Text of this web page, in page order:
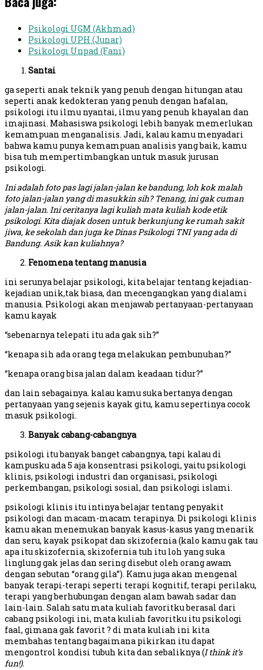
Psikologi UGM (Akhmad)
Psikologi UPH (Junar)
Psikologi Unpad (Fani)
Santai
ga seperti anak teknik yang penuh dengan hitungan atau
seperti anak kedokteran yang penuh dengan hafalan,
psikologi itu ilmu nyantai, ilmu yang penuh khayalan dan
imajinasi. Mahasiswa psikologi lebih banyak memerlukan
kemampuan menganalisis. Jadi, kalau kamu menyadari
bahwa kamu punya kemampuan analisis yang baik, kamu
bisa tuh mempertimbangkan untuk masuk jurusan
psikologi.
Ini adalah foto pas lagi jalan-jalan ke bandung, loh kok malah
foto jalan-jalan yang di masukkin sih? Tenang, ini gak cuman
jalan-jalan. Ini ceritanya lagi kuliah mata kuliah kode etik
psikologi. Kita diajak dosen untuk berkunjung ke rumah sakit
jiwa, ke sekolah dan juga ke Dinas Psikologi TNI yang ada di
Bandung. Asik kan kuliahnya?
Fenomena tentang manusia
ini serunya belajar psikologi, kita belajar tentang kejadian-
kejadian unik,tak biasa, dan mecengangkan yang dialami
manusia. Psikologi akan menjawab pertanyaan-pertanyaan
kamu kayak
“sebenarnya telepati itu ada gak sih?”
“kenapa sih ada orang tega melakukan pembunuhan?”
“kenapa orang bisa jalan dalam keadaan tidur?”
dan lain sebagainya. kalau kamu suka bertanya dengan
pertanyaan yang sejenis kayak gitu, kamu sepertinya cocok
masuk psikologi.
Banyak cabang-cabangnya
psikologi itu banyak banget cabangnya, tapi kalau di
kampusku ada 5 aja konsentrasi psikologi, yaitu psikologi
klinis, psikologi industri dan organisasi, psikologi
perkembangan, psikologi sosial, dan psikologi islami.
psikologi klinis itu intinya belajar tentang penyakit
psikologi dan macam-macam terapinya. Di psikologi klinis
kamu akan menemukan banyak kasus-kasus yang menarik
dan seru, kayak psikopat dan skizofernia (kalo kamu gak tau
apa itu skizofernia, skizofernia tuh itu loh yang suka
linglung gak jelas dan sering disebut oleh orang awam
dengan sebutan “orang gila”). Kamu juga akan mengenal
banyak terapi-terapi seperti terapi kognitif, terapi perilaku,
terapi yang berhubungan dengan alam bawah sadar dan
lain-lain. Salah satu mata kuliah favoritku berasal dari
cabang psikologi ini, mata kuliah favoritku itu psikologi
faal, gimana gak favorit ? di mata kuliah ini kita
membahas tentang bagaimana pikirkan itu dapat
mengontrol kondisi tubuh kita dan sebaliknya (I think it’s
fun!).